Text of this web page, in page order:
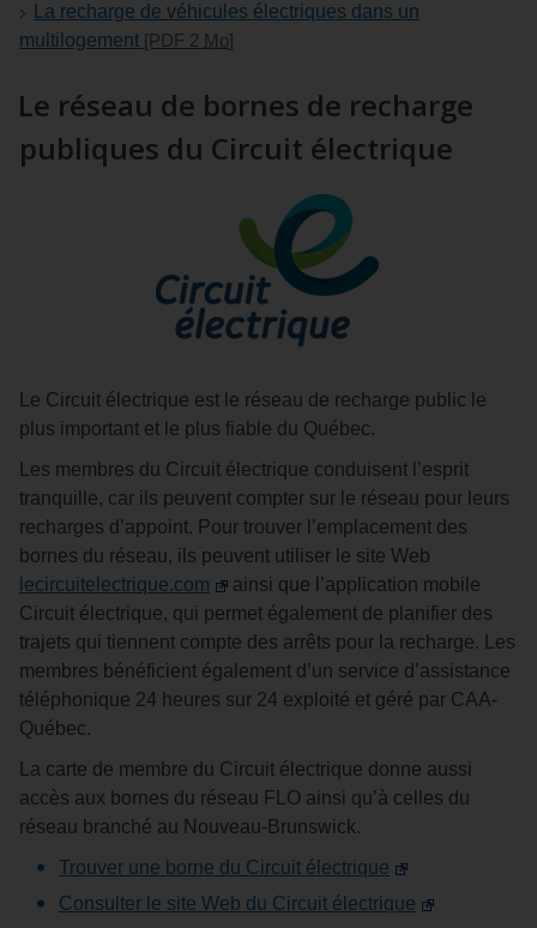
La recharge de véhicules électriques dans un
multilogement [PDF 2 Mo]
Le réseau de bornes de recharge
publiques du Circuit électrique
Le Circuit électrique est le réseau de recharge public le
plus important et le plus fiable du Québec.
Les membres du Circuit électrique conduisent l’esprit
tranquille, car ils peuvent compter sur le réseau pour leurs
recharges d’appoint. Pour trouver l’emplacement des
bornes du réseau, ils peuvent utiliser le site Web
lecircuitelectrique.com
ainsi que l’application mobile
Circuit électrique, qui permet également de planifier des
trajets qui tiennent compte des arrêts pour la recharge. Les
membres bénéficient également d’un service d’assistance
téléphonique 24 heures sur 24 exploité et géré par CAA-
Québec.
La carte de membre du Circuit électrique donne aussi
accès aux bornes du réseau FLO ainsi qu’à celles du
réseau branché au Nouveau-Brunswick.
Trouver une borne du Circuit électrique
Consulter le site Web du Circuit électrique